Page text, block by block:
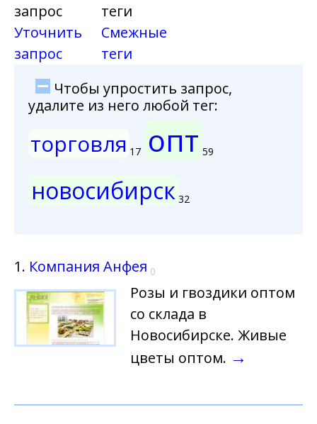
запрос
Уточнить
запрос
теги
Смежные
теги
Чтобы упростить запрос,
удалите из него любой тег:
торговля 17 опт 59
новосибирск 32
1. Компания Анфея 0
Розы и гвоздики оптом
со склада в
Новосибирске. Живые
цветы оптом. →